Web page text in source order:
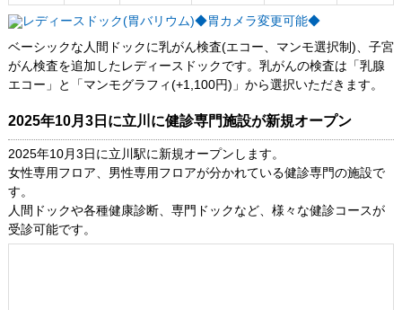
ベーシックな人間ドックに乳がん検査(エコー、マンモ選択制)、子宮
がん検査を追加したレディースドックです。乳がんの検査は「乳腺
エコー」と「マンモグラフィ(+1,100円)」から選択いただきます。
2025年10月3日に立川に健診専門施設が新規オープン
2025年10月3日に立川駅に新規オープンします。
女性専用フロア、男性専用フロアが分かれている健診専門の施設で
す。
人間ドックや各種健康診断、専門ドックなど、様々な健診コースが
受診可能です。